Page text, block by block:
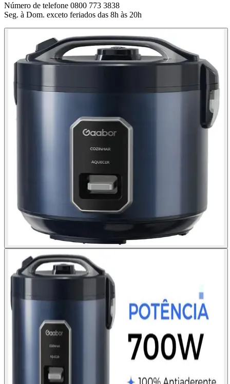
Número de telefone 0800 773 3838
Seg. à Dom. exceto feriados das 8h às 20h